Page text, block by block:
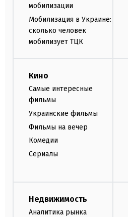
мобилизации
Мобилизация в Украине:
сколько человек
мобилизует ТЦК
Кино
Самые интересные
фильмы
Украинские фильмы
Фильмы на вечер
Комедии
Сериалы
Недвижимость
Аналитика рынка